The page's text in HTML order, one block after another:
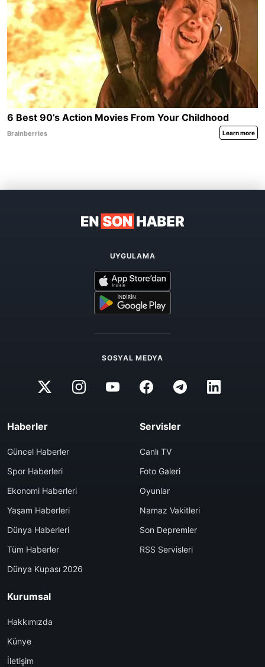
UYGULAMA
SOSYAL MEDYA
Haberler
Güncel Haberler
Spor Haberleri
Ekonomi Haberleri
Yaşam Haberleri
Dünya Haberleri
Tüm Haberler
Dünya Kupası 2026
Servisler
Canlı TV
Foto Galeri
Oyunlar
Namaz Vakitleri
Son Depremler
RSS Servisleri
Kurumsal
Hakkımızda
Künye
İletişim